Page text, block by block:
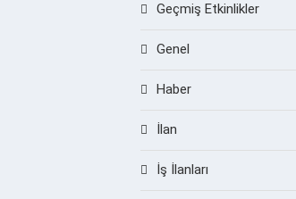
Geçmiş Etkinlikler
Genel
Haber
İlan
İş İlanları